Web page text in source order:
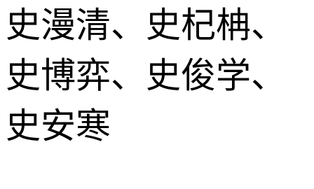
史漫清、史杞柟、
史博弈、史俊学、
史安寒